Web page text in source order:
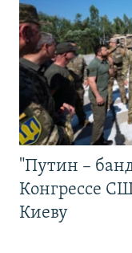
"Путин –
Конгрессе
Киеву